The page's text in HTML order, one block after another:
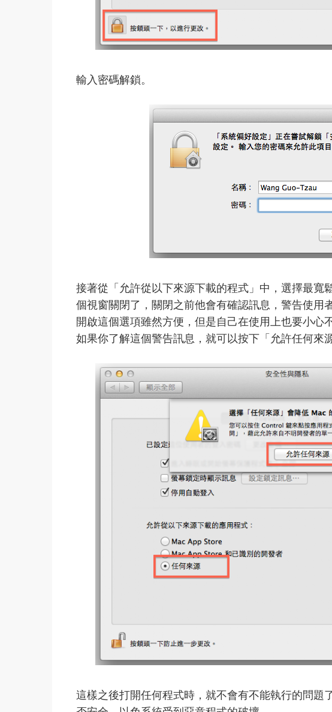
輸入密碼解鎖。
接著從「允許從以下來源下載的程式」中，選擇最寬
個視窗關閉了，關閉之前他會有確認訊息，警告使用
開啟這個選項雖然方便，但是自己在使用上也要小心
如果你了解這個警告訊息，就可以按下「允許任何來源
這樣之後打開任何程式時，就不會有不能執行的問題